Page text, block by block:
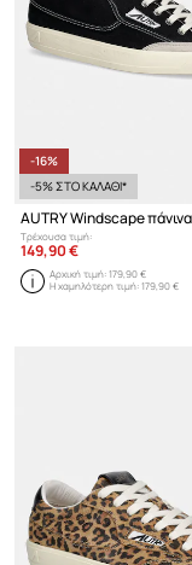
-16%
-5% ΣΤΟ ΚΑΛΑΘΙ*
Τρέχουσα τιμή:
149,90 €
Αρχική τιμή:179,90 €
Η χαμηλότερη τιμή:179,90 €